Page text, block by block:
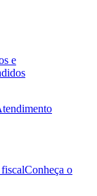
e
Conheça o